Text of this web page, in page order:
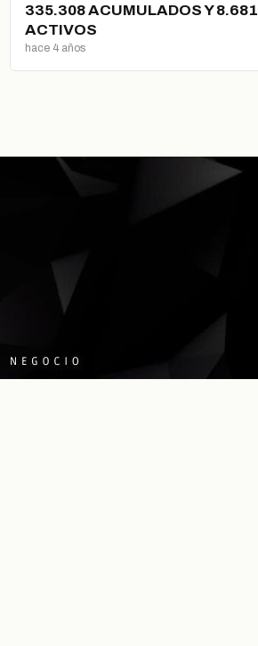
335.308 ACUMULADOS Y 8.681
ACTIVOS
hace 4 años